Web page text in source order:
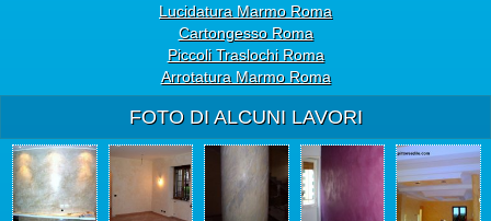
Lucidatura Marmo Roma
Cartongesso Roma
Piccoli Traslochi Roma
Arrotatura Marmo Roma
FOTO DI ALCUNI LAVORI